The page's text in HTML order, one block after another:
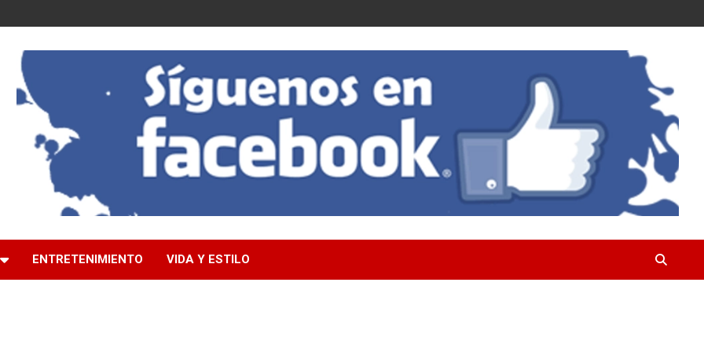
ENTRETENIMIENTO VIDA Y ESTILO